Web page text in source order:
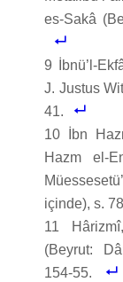
es-Sakâ
9 İbnü’l-
J. Justus
41.
10 İbn
Hazm el-
içinde), s.
11
(Beyrut:
154-55.